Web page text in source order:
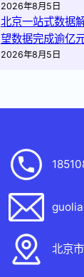
2026年8月5日
北京一站式数据
望数据完成逾亿
2026年8月5日
北京